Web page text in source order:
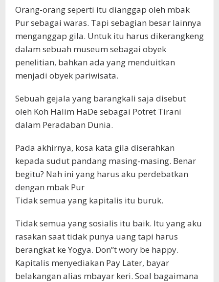
Orang-orang seperti itu dianggap oleh mbak
Pur sebagai waras. Tapi sebagian besar lainnya
menganggap gila. Untuk itu harus dikerangkeng
dalam sebuah museum sebagai obyek
penelitian, bahkan ada yang menduitkan
menjadi obyek pariwisata.
Sebuah gejala yang barangkali saja disebut
oleh Koh Halim HaDe sebagai Potret Tirani
dalam Peradaban Dunia.
Pada akhirnya, kosa kata gila diserahkan
kepada sudut pandang masing-masing. Benar
begitu? Nah ini yang harus aku perdebatkan
dengan mbak Pur
Tidak semua yang kapitalis itu buruk.
Tidak semua yang sosialis itu baik. Itu yang aku
rasakan saat tidak punya uang tapi harus
berangkat ke Yogya. Don”t wory be happy.
Kapitalis menyediakan Pay Later, bayar
belakangan alias mbayar keri. Soal bagaimana